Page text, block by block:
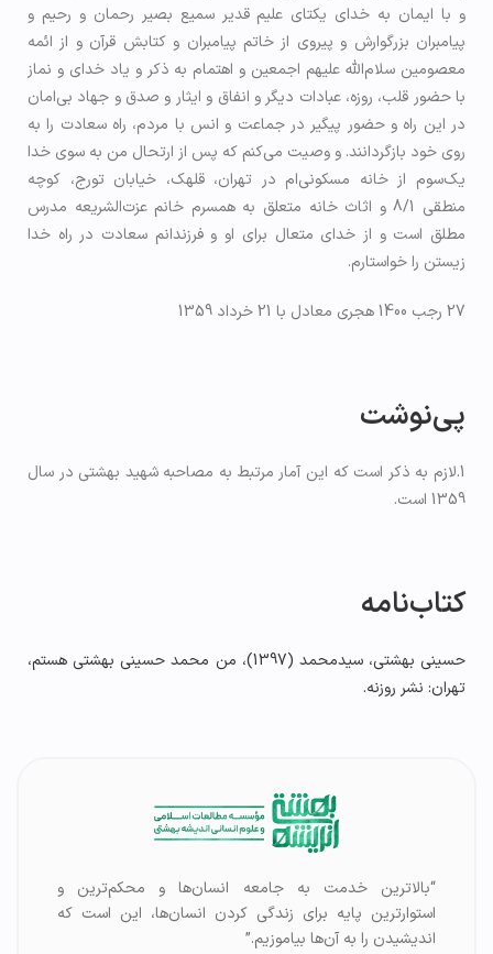
و با ایمان به خدای یکتای علیم قدير سميع بصیر رحمان و رحیم و
پیامبران بزرگوارش و پیروی از خاتم پیامبران و کتابش قرآن و از ائمه
معصومین سلام‌الله‌ عليهم اجمعین و اهتمام به ذکر و یاد خدای و نماز
با حضور قلب، روزه، عبادات دیگر و انفاق و ایثار و صدق و جهاد بی‌امان
در این راه و حضور پیگیر در جماعت و انس با مردم، راه سعادت را به
روی خود بازگردانند. و وصیت می‌کنم که پس از ارتحال من به سوی خدا
یک‌سوم از خانه مسکونی‌ام در تهران، قلهک، خیابان تورج، کوچه
منطقی 8/1 و اثاث خانه متعلق به همسرم خانم عزت‌الشریعه مدرس
مطلق است و از خدای متعال برای او و فرزندانم سعادت در راه خدا
زیستن را خواستارم.
27 رجب 1400 هجری معادل با 21 خرداد 1359
پی‌نوشت
1.لازم به ذکر است که این آمار مرتبط به مصاحبه شهید بهشتی در سال
1359 است.
کتاب‌نامه
حسینی بهشتی، سیدمحمد (1397)، من محمد حسینی بهشتی هستم،
تهران: نشر روزنه.
“بالاترین خدمت به جامعه انسان‌ها و محکم‌ترین و
استوارترین پایه برای زندگی کردن انسان‌ها، این است که
اندیشیدن را به آن‌ها بیاموزیم.”